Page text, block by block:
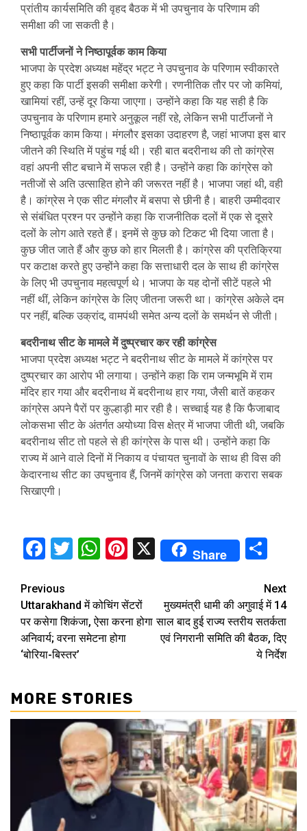
प्रांतीय कार्यसमिति की वृहद बैठक में भी उपचुनाव के परिणाम की
समीक्षा की जा सकती है।
सभी पार्टीजनों ने निष्ठापूर्वक काम किया
भाजपा के प्रदेश अध्यक्ष महेंद्र भट्ट ने उपचुनाव के परिणाम स्वीकारते
हुए कहा कि पार्टी इसकी समीक्षा करेगी। रणनीतिक तौर पर जो कमियां,
खामियां रहीं, उन्हें दूर किया जाएगा। उन्होंने कहा कि यह सही है कि
उपचुनाव के परिणाम हमारे अनुकूल नहीं रहे, लेकिन सभी पार्टीजनों ने
निष्ठापूर्वक काम किया। मंगलौर इसका उदाहरण है, जहां भाजपा इस बार
जीतने की स्थिति में पहुंच गई थी। रही बात बदरीनाथ की तो कांग्रेस
वहां अपनी सीट बचाने में सफल रही है। उन्होंने कहा कि कांग्रेस को
नतीजों से अति उत्साहित होने की जरूरत नहीं है। भाजपा जहां थी, वही
है। कांग्रेस ने एक सीट मंगलौर में बसपा से छीनी है। बाहरी उम्मीदवार
से संबंधित प्रश्न पर उन्होंने कहा कि राजनीतिक दलों में एक से दूसरे
दलों के लोग आते रहते हैं। इनमें से कुछ को टिकट भी दिया जाता है।
कुछ जीत जाते हैं और कुछ को हार मिलती है। कांग्रेस की प्रतिक्रिया
पर कटाक्ष करते हुए उन्होंने कहा कि सत्ताधारी दल के साथ ही कांग्रेस
के लिए भी उपचुनाव महत्वपूर्ण थे। भाजपा के यह दोनों सीटें पहले भी
नहीं थीं, लेकिन कांग्रेस के लिए जीतना जरूरी था। कांग्रेस अकेले दम
पर नहीं, बल्कि उक्रांद, वामपंथी समेत अन्य दलों के समर्थन से जीती।
बदरीनाथ सीट के मामले में दुष्प्रचार कर रही कांग्रेस
भाजपा प्रदेश अध्यक्ष भट्ट ने बदरीनाथ सीट के मामले में कांग्रेस पर
दुष्प्रचार का आरोप भी लगाया। उन्होंने कहा कि राम जन्मभूमि में राम
मंदिर हार गया और बदरीनाथ में बदरीनाथ हार गया, जैसी बातें कहकर
कांग्रेस अपने पैरों पर कुल्हाड़ी मार रही है। सच्चाई यह है कि फैजाबाद
लोकसभा सीट के अंतर्गत अयोध्या विस क्षेत्र में भाजपा जीती थी, जबकि
बदरीनाथ सीट तो पहले से ही कांग्रेस के पास थी। उन्होंने कहा कि
राज्य में आने वाले दिनों में निकाय व पंचायत चुनावों के साथ ही विस की
केदारनाथ सीट का उपचुनाव हैं, जिनमें कांग्रेस को जनता करारा सबक
सिखाएगी।
Facebook
Twitter
WhatsApp
Pinterest
X Share
Continue
Reading
Previous
Uttarakhand में कोचिंग सेंटरों
पर कसेगा शिकंजा, ऐसा करना होगा
अनिवार्य; वरना समेटना होगा
‘बोरिया-बिस्‍तर’
Next
मुख्यमंत्री धामी की अगुवाई में 14
साल बाद हुई राज्य स्तरीय सतर्कता
एवं निगरानी समिति की बैठक, दिए
ये निर्देश
MORE STORIES